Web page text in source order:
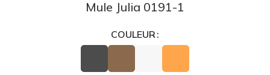
Mule Julia 0191-1
COULEUR